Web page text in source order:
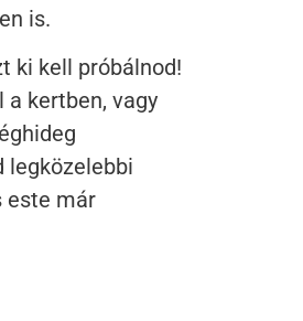
is.
ki kell próbálnod!
kertben, vagy
legközelebbi
este már